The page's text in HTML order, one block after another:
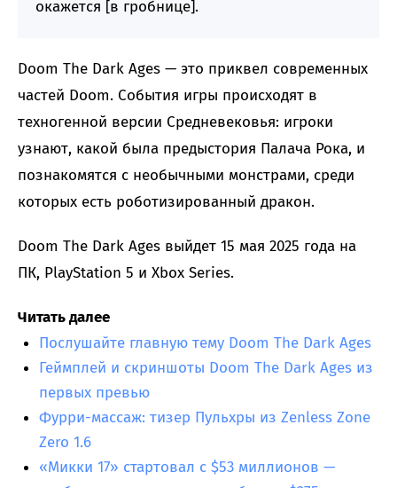
окажется [в гробнице].
Doom The Dark Ages — это приквел современных
частей Doom. События игры происходят в
техногенной версии Средневековья: игроки
узнают, какой была предыстория Палача Рока, и
познакомятся с необычными монстрами, среди
которых есть роботизированный дракон.
Doom The Dark Ages выйдет 15 мая 2025 года на
ПК, PlayStation 5 и Xbox Series.
Читать далее
Послушайте главную тему Doom The Dark Ages
Геймплей и скриншоты Doom The Dark Ages из
первых превью
Фурри-массаж: тизер Пульхры из Zenless Zone
Zero 1.6
«Микки 17» стартовал с $53 миллионов —